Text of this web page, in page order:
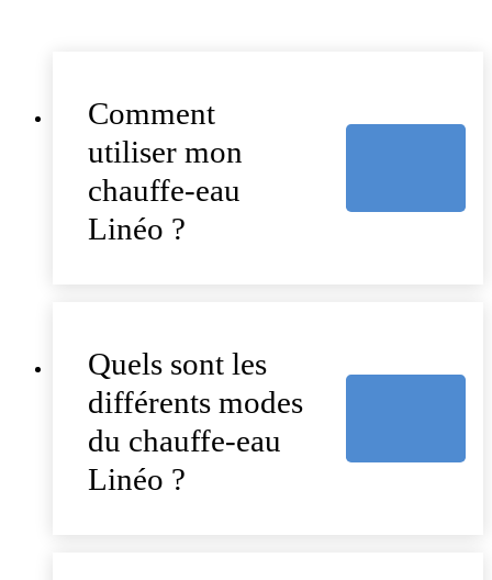
Comment
utiliser mon
chauffe-eau
Linéo ?
Quels sont les
différents modes
du chauffe-eau
Linéo ?